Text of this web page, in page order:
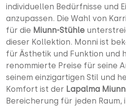
individuellen Bedürfnisse und
anzupassen. Die Wahl von
für die Miunn-Stühle
dieser Kollektion. Monni ist
für Ästhetik und Funktion und
renommierte Preise für seine
seinem einzigartigen Stil und
Komfort ist der Lapalma
Bereicherung für jeden Raum,